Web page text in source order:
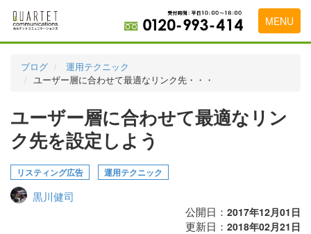
MENU
料金表
実績・お客様の声
初めて導入をお考えの方
代理店の乗り換えをお考えの方
広告代理店・HP制作会社様へ
ブログ
運用テクニック
ユーザー層に合わせて最適なリンク先・・・
ユーザー層に合わせて最適なリン
ク先を設定しよう
リスティング広告 運用テクニック
黒川健司
公開日： 2017年12月01日
更新日： 2018年02月21日